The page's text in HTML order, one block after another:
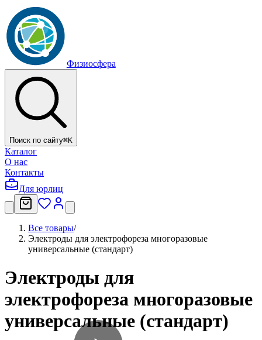
Физиосфера
Поиск по сайту⌘K
Каталог
О нас
Контакты
Для юрлиц
Все товары/
Электроды для электрофореза многоразовые
универсальные (стандарт)
Электроды для
электрофореза многоразовые
универсальные (стандарт)